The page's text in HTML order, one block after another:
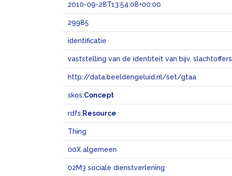
2010-09-28T13:54:08+00:00
29985
identificatie
vaststelling van de identiteit van bijv. slachtoffers
http://data.beeldengeluid.nl/set/gtaa
skos:Concept
rdfs: Resource
Thing
00X algemeen
02M3 sociale dienstverlening